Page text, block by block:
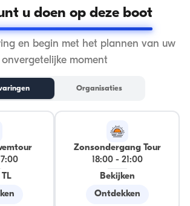
u doen op deze boot
en begin met het plannen van uw
onvergetelijke moment
Organisaties
17:00
Zonsondergang Tour
18:00- 21:00
Bekijken
Ontdekken